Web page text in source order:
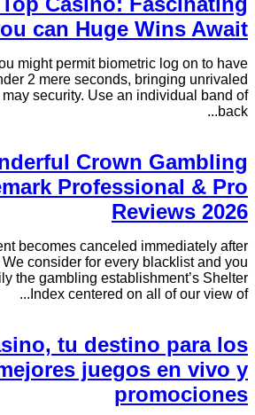
can Huge Wins Await
might permit biometric log on to have
2 mere seconds, bringing unrivaled
security. Use an individual band of
back...
Crown Gambling
Professional & Pro
Reviews 2026
becomes canceled immediately after
consider for every blacklist and you
the gambling establishment’s Shelter
Index centered on all of our view of...
tu destino para los
juegos en vivo y
promociones